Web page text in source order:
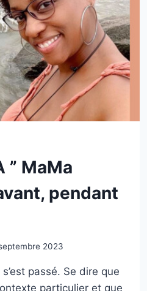
” MaMa
pendant
2023
passé. Se dire que
particulier et que